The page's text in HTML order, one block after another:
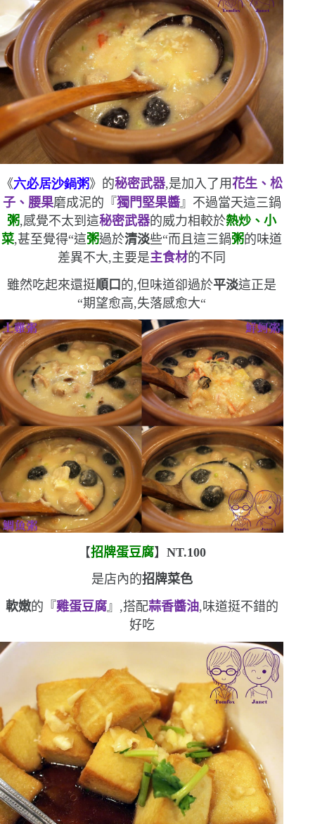
《六必居沙鍋粥》的秘密武器,是加入了用花生、松
子、腰果磨成泥的『獨門堅果醬』 不過當天這三鍋
粥,感覺不太到這秘密武器的威力相較於熱炒、小
菜,甚至覺得“這粥過於清淡些“而且這三鍋粥的味道
差異不大,主要是主食材的不同
雖然吃起來還挺順口 的,但味道卻過於平淡這正是
“期望愈高,失落感愈大“
【招牌蛋豆腐】 NT.100
是店內的招牌菜色
軟嫩的『 雞蛋豆腐』,搭配蒜香醬油,味道挺不錯的
好吃